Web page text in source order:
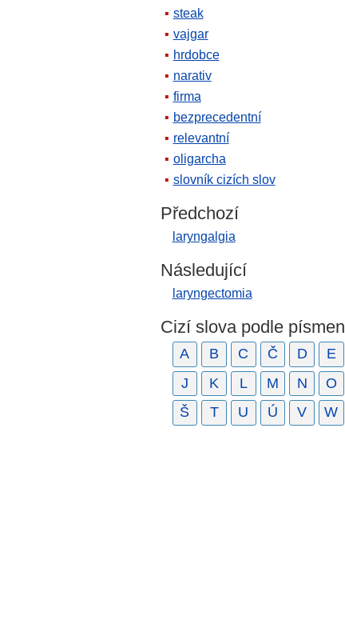
steak
vajgar
hrdobce
narativ
firma
bezprecedentní
relevantní
oligarcha
slovník cizích slov
Předchozí
laryngalgia
Následující
laryngectomia
Cizí slova podle písmen
A B C Č D E
J
K L M N O
Š
T U Ú V W